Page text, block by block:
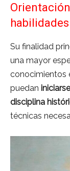
Su finalidad
una mayor
conocimientos
puedan
disciplina
técnicas